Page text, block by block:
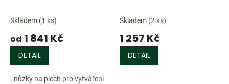
Skladem (1 ks)
od 1 841 Kč
DETAIL
- nůžky na plech pro vytváření
Skladem (2 ks)
1 257 Kč
DETAIL